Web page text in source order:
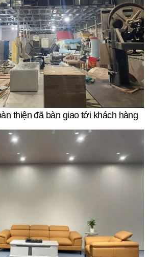
thiện đã bàn giao tới khách hàng